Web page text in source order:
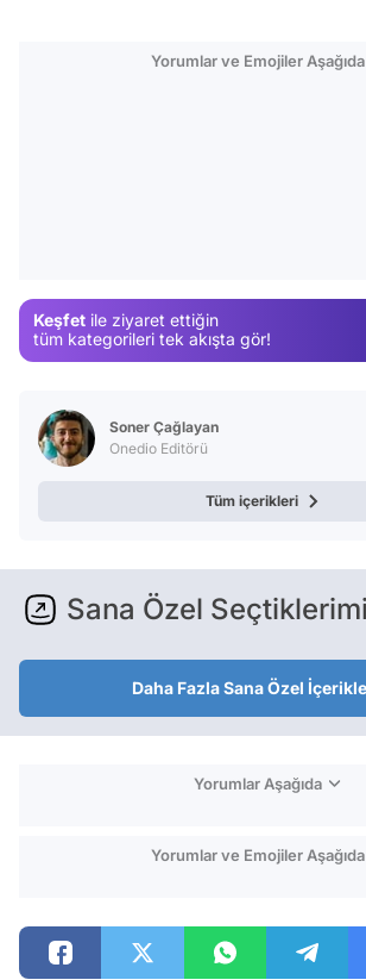
Yorumlar ve Emojiler Aşağıda
Keşfet ile ziyaret ettiğin
tüm kategorileri tek akışta gör!
Soner Çağlayan
Onedio Editörü
Tüm içerikleri
Sana Özel
Daha Fazla Sana Özel
Yorumlar Aşağıda
Yorumlar ve Emojiler Aşağıda